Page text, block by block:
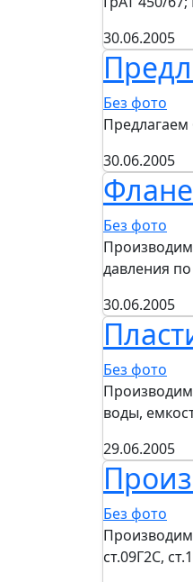
30.06.2005
Без фото
30.06.2005
Без фото
давления
30.06.2005
Без фото
воды,
29.06.2005
Без фото
Производим
ст.09Г2С,